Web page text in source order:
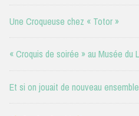
Une Croqueuse chez « Totor »
« Croquis de soirée » au Musée du
Et si on jouait de nouveau